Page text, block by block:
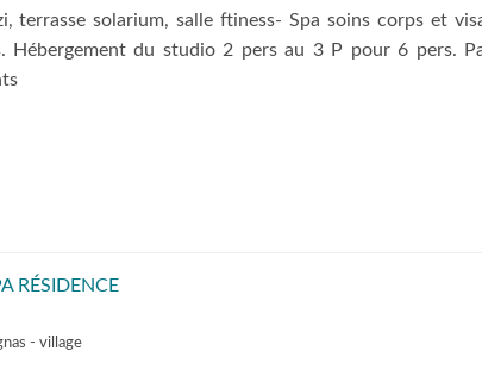
terrasse solarium, salle ftiness- Spa soins corps et
Hébergement du studio 2 pers au 3 P pour 6 pers.
RÉSIDENCE
- village